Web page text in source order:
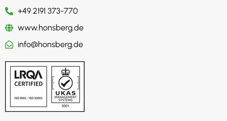
+49 2191 373-770
www.honsberg.de
info@honsberg.de